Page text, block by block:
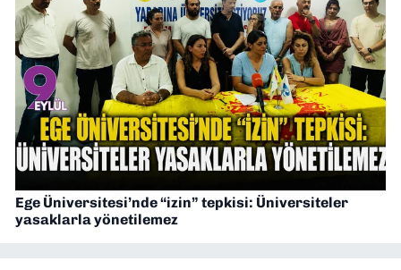
Ege Üniversitesi’nde “izin” tepkisi: Üniversiteler
yasaklarla yönetilemez